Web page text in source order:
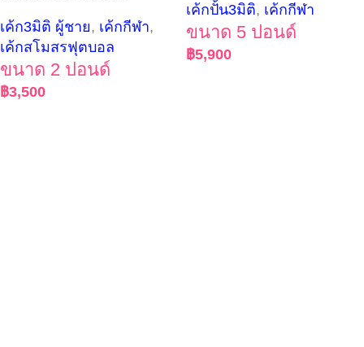
เค้ก3มิติ ผู้ชาย, เค้กกีฬา,
เค้กสโมสรฟุตบอล
ขนาด 2 ปอนด์
฿3,500
เค้กปั้น3มิติ, เค้กกีฬา
ขนาด 5 ปอนด์
฿5,900